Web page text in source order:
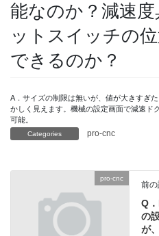
能なのか？減速度
ットスイッチの
できるのか？
A．サイズの制限は無いが、値が大きすぎ
かしく見えます。機械の設定画面で減速ド
可能。
Categories pro-cnc
pro-cnc
前
Q
の
が